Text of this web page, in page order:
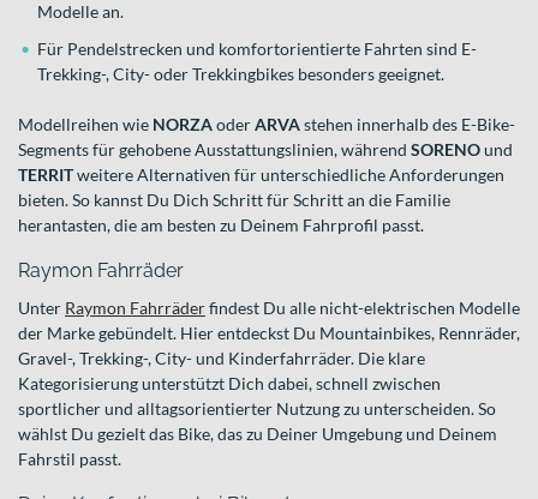
Modelle an.
Für Pendelstrecken und komfortorientierte Fahrten sind E-
Trekking-, City- oder Trekkingbikes besonders geeignet.
Modellreihen wie NORZAoderARVAstehen innerhalb des E-Bike-
Segments für gehobene Ausstattungslinien, während SORENOund
TERRITweitere Alternativen für unterschiedliche Anforderungen
bieten. So kannst Du Dich Schritt für Schritt an die Familie
herantasten, die am besten zu Deinem Fahrprofil passt.
Raymon Fahrräder
Unter Raymon Fahrräderfindest Du alle nicht-elektrischen Modelle
der Marke gebündelt. Hier entdeckst Du Mountainbikes, Rennräder,
Gravel-, Trekking-, City- und Kinderfahrräder. Die klare
Kategorisierung unterstützt Dich dabei, schnell zwischen
sportlicher und alltagsorientierter Nutzung zu unterscheiden. So
wählst Du gezielt das Bike, das zu Deiner Umgebung und Deinem
Fahrstil passt.